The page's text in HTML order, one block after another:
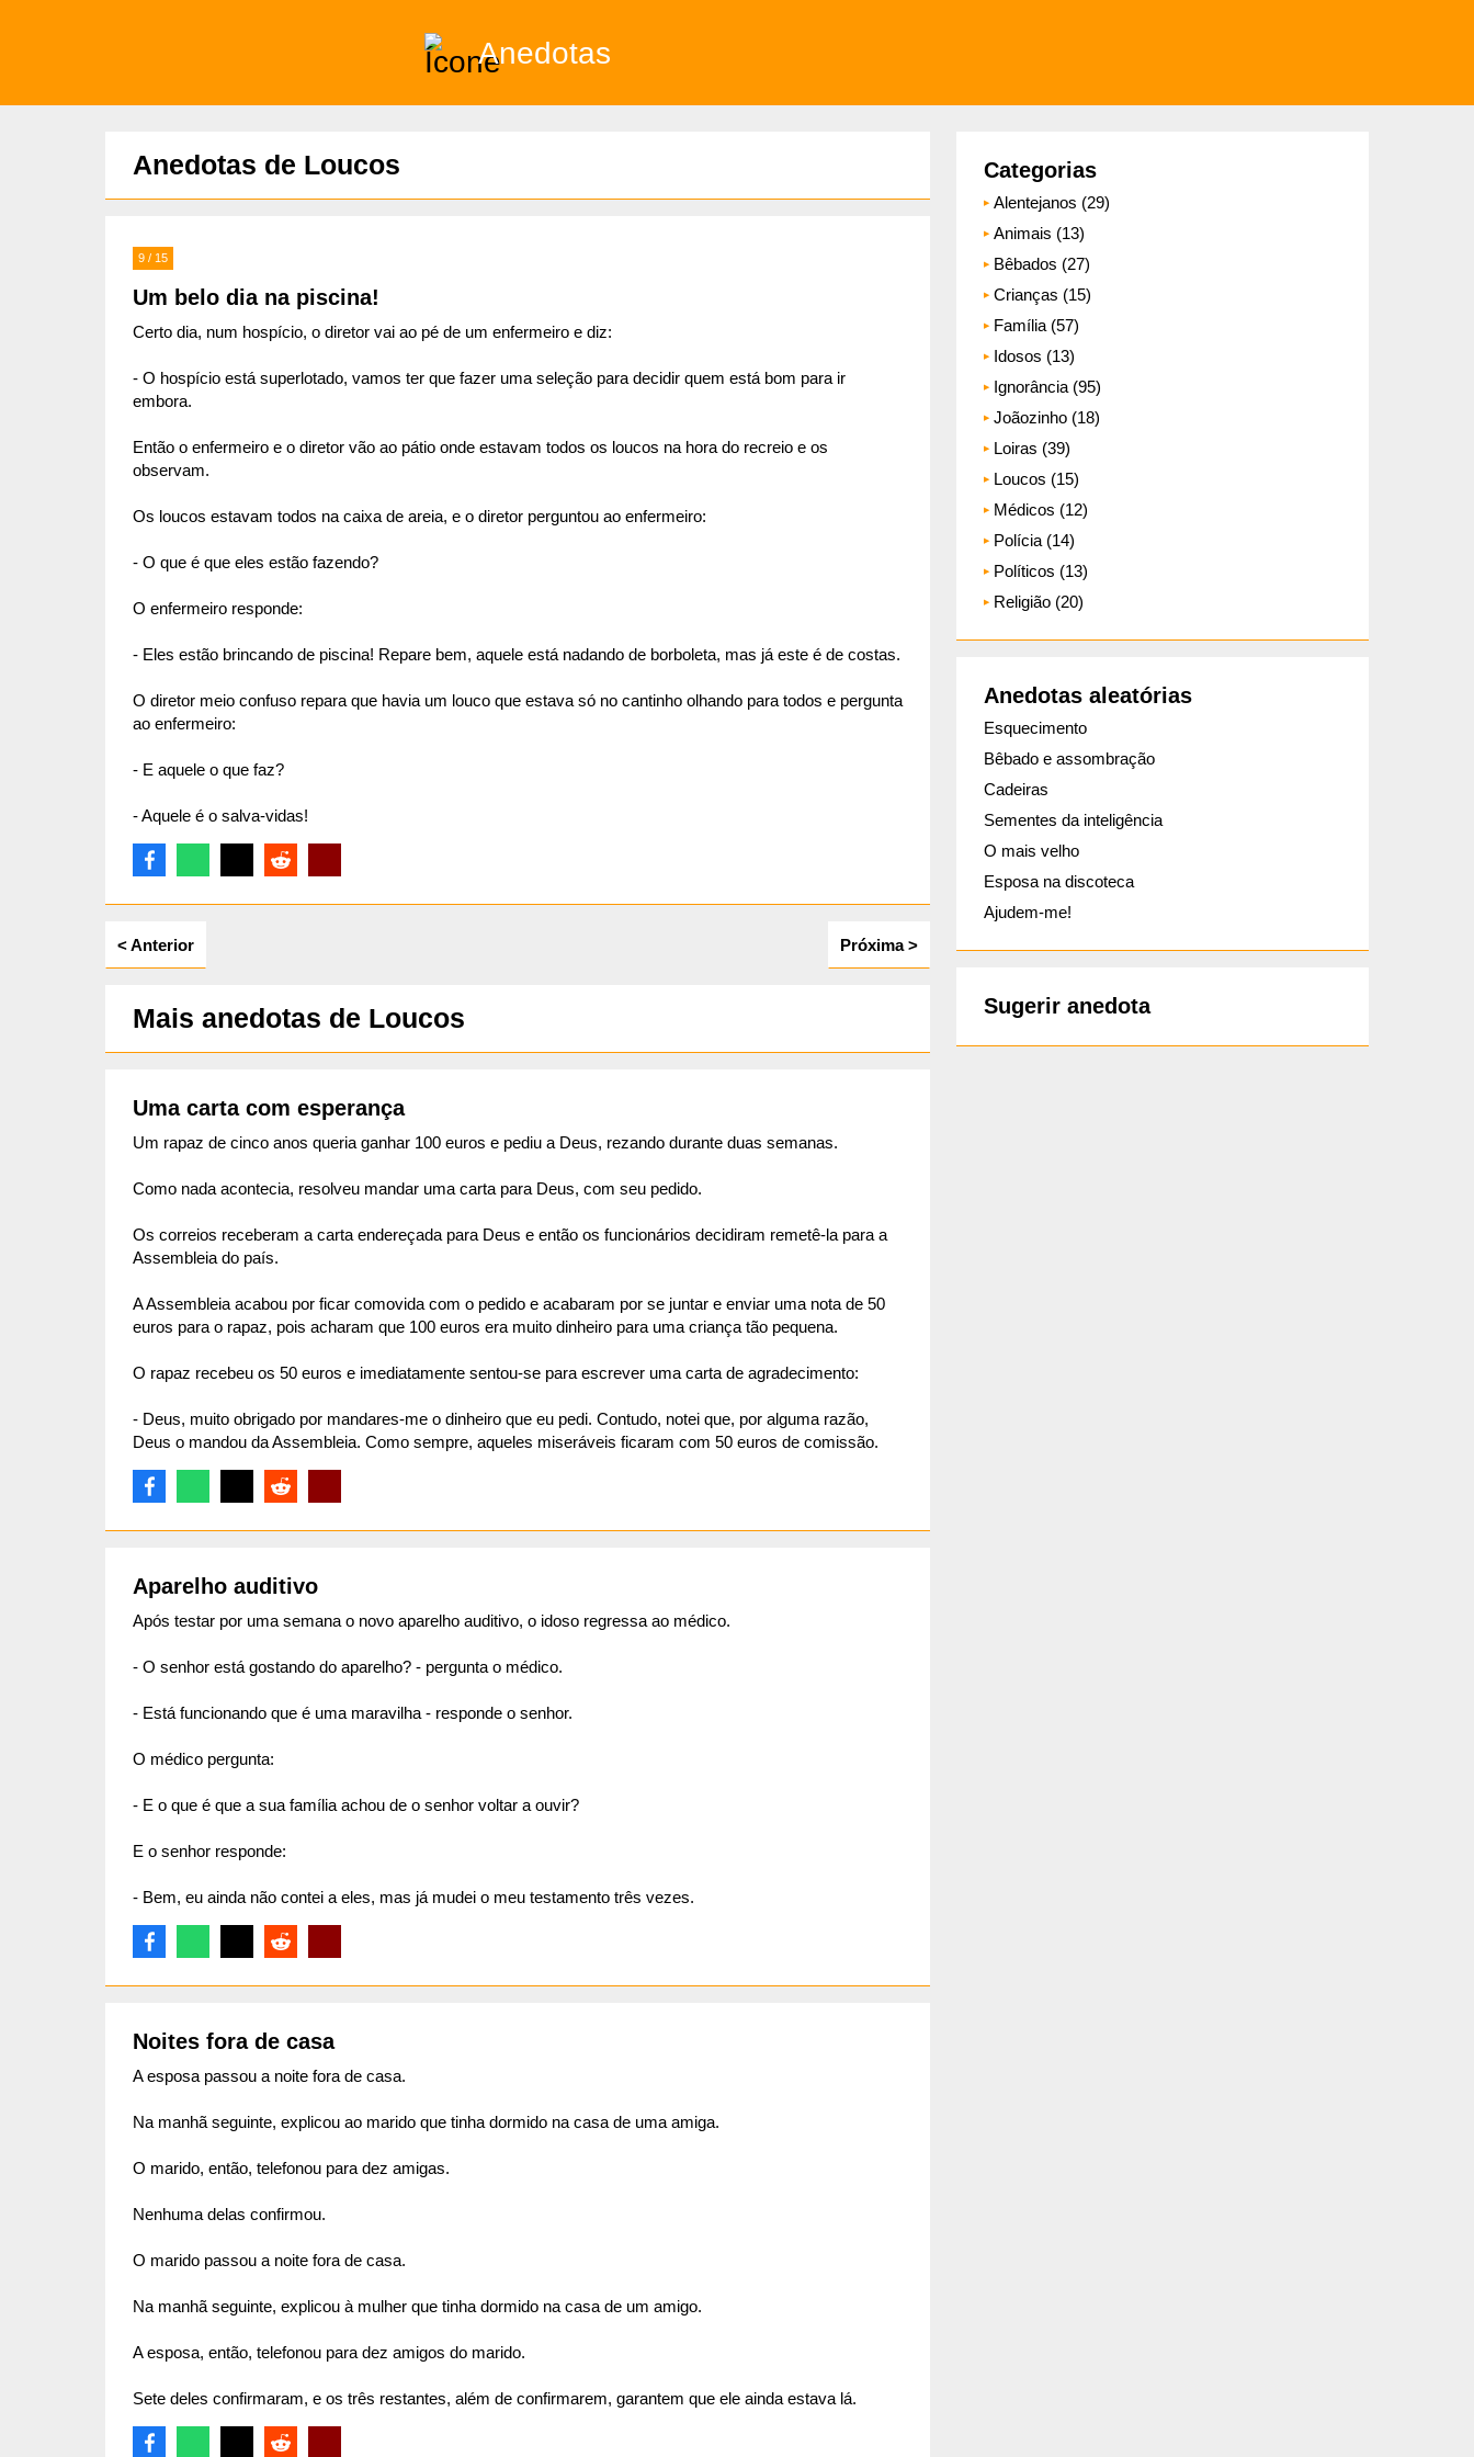
Anedotas
Anedotas de Loucos
9 / 15
Um belo dia na piscina!
Certo dia, num hospício, o diretor vai ao pé de um enfermeiro e diz:
- O hospício está superlotado, vamos ter que fazer uma seleção para decidir quem está bom para ir
embora.
Então o enfermeiro e o diretor vão ao pátio onde estavam todos os loucos na hora do recreio e os
observam.
Os loucos estavam todos na caixa de areia, e o diretor perguntou ao enfermeiro:
- O que é que eles estão fazendo?
O enfermeiro responde:
- Eles estão brincando de piscina! Repare bem, aquele está nadando de borboleta, mas já este é de costas.
O diretor meio confuso repara que havia um louco que estava só no cantinho olhando para todos e pergunta
ao enfermeiro:
- E aquele o que faz?
- Aquele é o salva-vidas!
< Anterior Próxima >
Mais anedotas de Loucos
Uma carta com esperança
Um rapaz de cinco anos queria ganhar 100 euros e pediu a Deus, rezando durante duas semanas.
Como nada acontecia, resolveu mandar uma carta para Deus, com seu pedido.
Os correios receberam a carta endereçada para Deus e então os funcionários decidiram remetê-la para a
Assembleia do país.
A Assembleia acabou por ficar comovida com o pedido e acabaram por se juntar e enviar uma nota de 50
euros para o rapaz, pois acharam que 100 euros era muito dinheiro para uma criança tão pequena.
O rapaz recebeu os 50 euros e imediatamente sentou-se para escrever uma carta de agradecimento:
- Deus, muito obrigado por mandares-me o dinheiro que eu pedi. Contudo, notei que, por alguma razão,
Deus o mandou da Assembleia. Como sempre, aqueles miseráveis ficaram com 50 euros de comissão.
Aparelho auditivo
Após testar por uma semana o novo aparelho auditivo, o idoso regressa ao médico.
- O senhor está gostando do aparelho? - pergunta o médico.
- Está funcionando que é uma maravilha - responde o senhor.
O médico pergunta:
- E o que é que a sua família achou de o senhor voltar a ouvir?
E o senhor responde:
- Bem, eu ainda não contei a eles, mas já mudei o meu testamento três vezes.
Noites fora de casa
A esposa passou a noite fora de casa.
Na manhã seguinte, explicou ao marido que tinha dormido na casa de uma amiga.
O marido, então, telefonou para dez amigas.
Nenhuma delas confirmou.
O marido passou a noite fora de casa.
Na manhã seguinte, explicou à mulher que tinha dormido na casa de um amigo.
A esposa, então, telefonou para dez amigos do marido.
Sete deles confirmaram, e os três restantes, além de confirmarem, garantem que ele ainda estava lá.
Categorias
Alentejanos (29)
Animais (13)
Bêbados (27)
Crianças (15)
Família (57)
Idosos (13)
Ignorância (95)
Joãozinho (18)
Loiras (39)
Loucos (15)
Médicos (12)
Polícia (14)
Políticos (13)
Religião (20)
Anedotas aleatórias
Esquecimento
Bêbado e assombração
Cadeiras
Sementes da inteligência
O mais velho
Esposa na discoteca
Ajudem-me!
Sugerir anedota